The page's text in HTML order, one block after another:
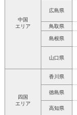
中国
エリア
広島県
鳥取県
島根県
山口県
四国
エリア
香川県
徳島県
高知県